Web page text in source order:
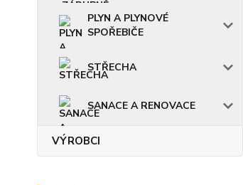
PLYN A PLYNOVÉ
SPOŘEBIČE
STŘECHA
SANACE A RENOVACE
VÝROBCI